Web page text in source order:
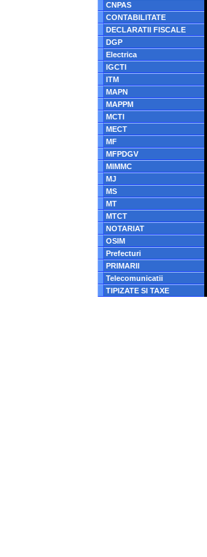
CNPAS
CONTABILITATE
DECLARATII FISCALE
DGP
Electrica
IGCTI
ITM
MAPN
MAPPM
MCTI
MECT
MF
MFPDGV
MIMMC
MJ
MS
MT
MTCT
NOTARIAT
OSIM
Prefecturi
PRIMARII
Telecomunicatii
TIPIZATE SI TAXE